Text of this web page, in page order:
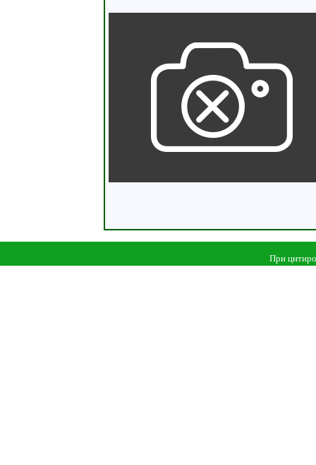
При